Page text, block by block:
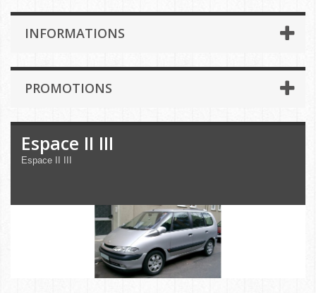
INFORMATIONS
PROMOTIONS
Espace II III
Espace II III